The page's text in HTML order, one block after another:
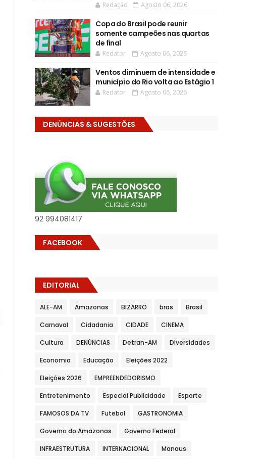
Redação Agosto 06, 2026
Copa do Brasil pode reunir
somente campeões nas quartas
de final
Redator Agosto 06, 2026
Ventos diminuem de intensidade e
município do Rio volta ao Estágio 1
Redator Agosto 06, 2026
DENÚNCIAS & SUGESTÕES
92 994081417
FACEBOOK
EDITORIAL
ALE-AM Amazonas BIZARRO bras Brasil
Carnaval Cidadania CIDADE CINEMA
Cultura DENÚNCIAS Detran-AM Diversidades
Economia Educação Eleições 2022
Eleições 2026 EMPREENDEDORISMO
Entretenimento Especial Publicidade Esporte
FAMOSOS DA TV Futebol GASTRONOMIA
Governo do Amazonas Governo Federal
INFRAESTRUTURA INTERNACIONAL Manaus